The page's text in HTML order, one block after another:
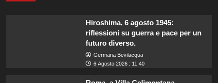
Hiroshima, 6 agosto 1945:
riflessioni su guerra e pace per un
futuro diverso.
Germana Bevilacqua
6 Agosto 2026 : 11:40